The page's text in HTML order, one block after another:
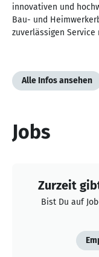
innovativen und
Bau- und
zuverlässigen
Alle Infos ansehen
Jobs
Zurzeit
Bist Du auf